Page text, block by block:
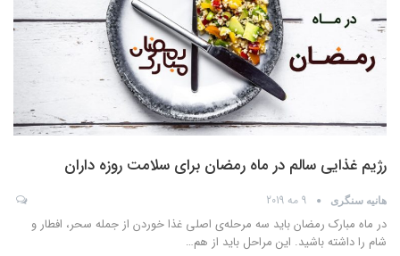
رژیم غذایی سالم در ماه رمضان برای سلامت روزه داران
هانیه سنگری 9 مه 2019
در ماه مبارک رمضان باید سه مرحله‌ی اصلی غذا خوردن از جمله سحر، افطار و
شام را داشته باشید. این مراحل باید از هم…